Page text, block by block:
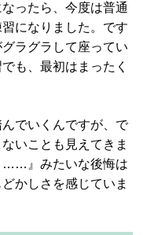
ったら、今度は普通
になりました。です
ラグラして座ってい
も、最初はまったく
でいくんですが、で
いことも見えてきま
……』みたいな後悔は
かしさを感じていま